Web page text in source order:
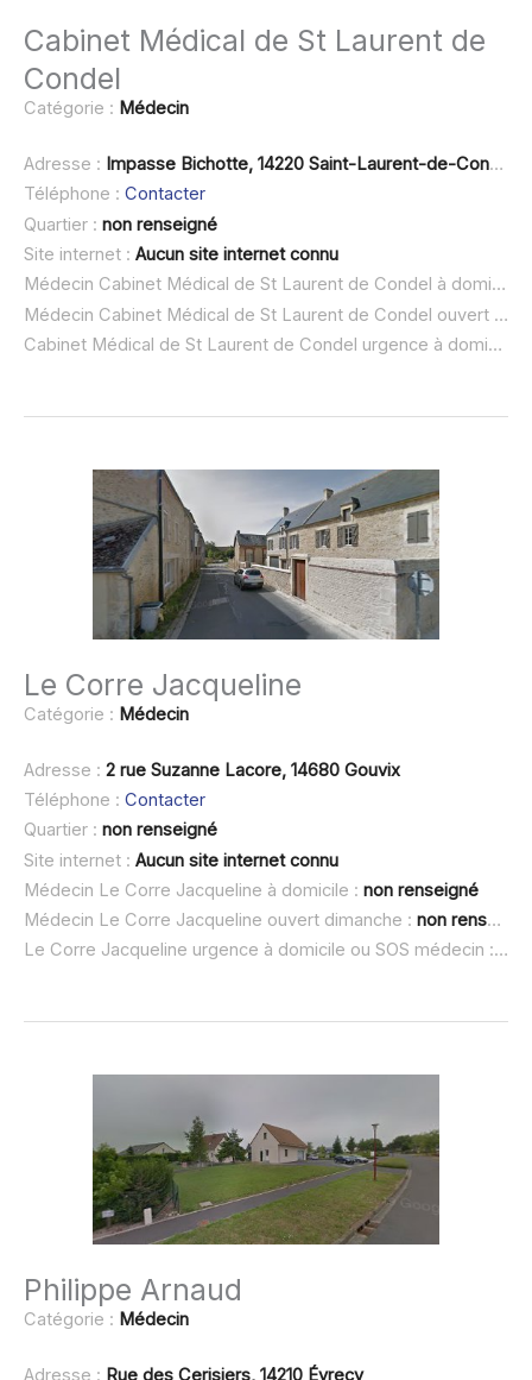
Cabinet Médical de St Laurent de
Condel
Catégorie : Médecin
Adresse : Impasse Bichotte, 14220 Saint-Laurent-de-Condel
Téléphone : Contacter
Quartier : non renseigné
Site internet : Aucun site internet connu
Médecin Cabinet Médical de St Laurent de Condel à domicile :
Médecin Cabinet Médical de St Laurent de Condel ouvert dimanche :
Cabinet Médical de St Laurent de Condel urgence à domicile ou SOS médecin :
Le Corre Jacqueline
Catégorie : Médecin
Adresse : 2 rue Suzanne Lacore, 14680 Gouvix
Téléphone : Contacter
Quartier : non renseigné
Site internet : Aucun site internet connu
Médecin Le Corre Jacqueline à domicile : non renseigné
Médecin Le Corre Jacqueline ouvert dimanche : non renseigné
Le Corre Jacqueline urgence à domicile ou SOS médecin :
Philippe Arnaud
Catégorie : Médecin
Adresse : Rue des Cerisiers, 14210 Évrecy